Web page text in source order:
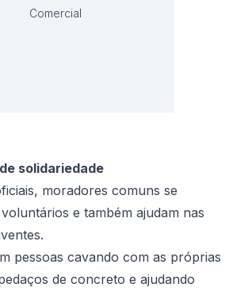
Comercial
solidariedade
moradores comuns se
e também ajudam nas
pessoas cavando com as próprias
de concreto e ajudando